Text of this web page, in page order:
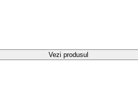
Vezi produsul